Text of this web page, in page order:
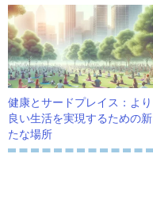
健康とサードプレイス：より
良い生活を実現するための新
たな場所